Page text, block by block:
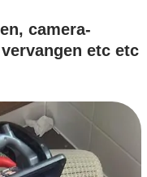
camera-
etc etc